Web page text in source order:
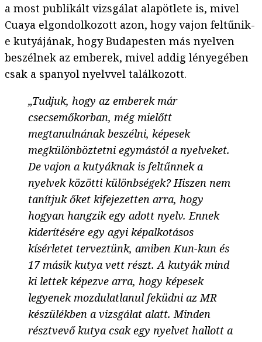
a most publikált vizsgálat alapötlete is, mivel
Cuaya elgondolkozott azon, hogy vajon feltűnik-
e kutyájának, hogy Budapesten más nyelven
beszélnek az emberek, mivel addig lényegében
csak a spanyol nyelvvel találkozott.
„Tudjuk, hogy az emberek már
csecsemőkorban, még mielőtt
megtanulnának beszélni, képesek
megkülönböztetni egymástól a nyelveket.
De vajon a kutyáknak is feltűnnek a
nyelvek közötti különbségek? Hiszen nem
tanítjuk őket kifejezetten arra, hogy
hogyan hangzik egy adott nyelv. Ennek
kiderítésére egy agyi képalkotásos
kísérletet terveztünk, amiben Kun-kun és
17 másik kutya vett részt. A kutyák mind
ki lettek képezve arra, hogy képesek
legyenek mozdulatlanul feküdni az MR
készülékben a vizsgálat alatt. Minden
résztvevő kutya csak egy nyelvet hallott a